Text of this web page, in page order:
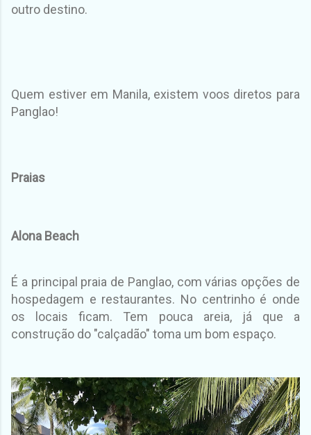
outro destino.
Quem estiver em Manila, existem voos diretos para
Panglao!
Praias
Alona Beach
É a principal praia de Panglao, com várias opções de
hospedagem e restaurantes. No centrinho é onde
os locais ficam. Tem pouca areia, já que a
construção do "calçadão" toma um bom espaço.